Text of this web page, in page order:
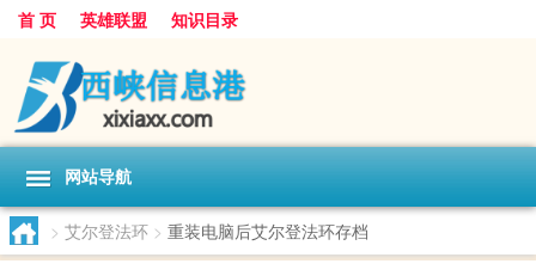
首 页 英雄联盟 知识目录
网站导航
> 艾尔登法环 > 重装电脑后艾尔登法环存档